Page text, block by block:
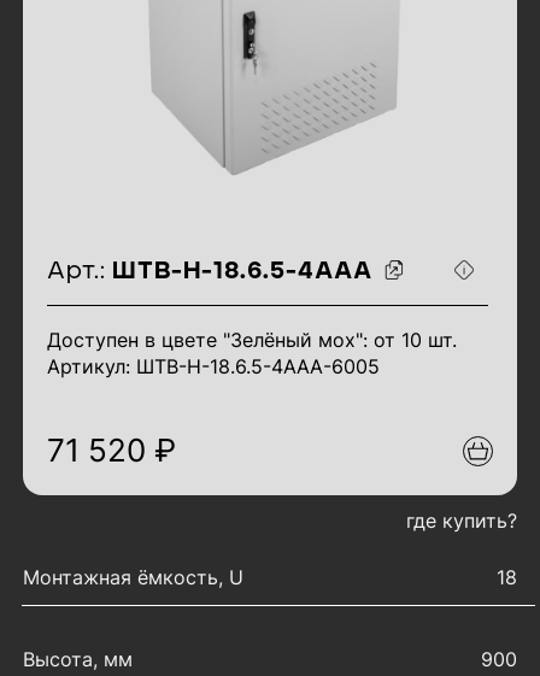
идентификаторы товара
Арт.: ШТВ-Н-18.6.5-4ААА
Доступен в цвете "Зелёный мох": от 10 шт.
Артикул: ШТВ-Н-18.6.5-4ААА-6005
71 520 ₽
где купить?
Монтажная ёмкость, U
18
Высота, мм 900